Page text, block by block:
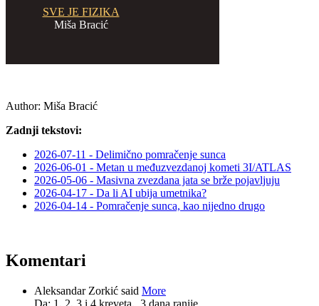
SVE JE FIZIKA
Miša Bracić
Author: Miša Bracić
Zadnji tekstovi:
2026-07-11 - Delimično pomračenje sunca
2026-06-01 - Metan u međuzvezdanoj kometi 3I/ATLAS
2026-05-06 - Masivna zvezdana jata se brže pojavljuju
2026-04-17 - Da li AI ubija umetnika?
2026-04-14 - Pomračenje sunca, kao nijedno drugo
Komentari
Aleksandar Zorkić said More
Da: 1, 2, 3 i 4 kreveta. 3 dana ranije